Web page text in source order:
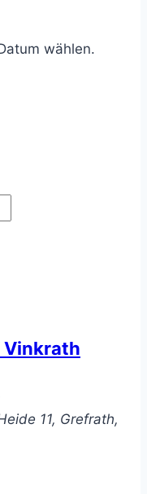
wählen.
Vinkrath
11, Grefrath,